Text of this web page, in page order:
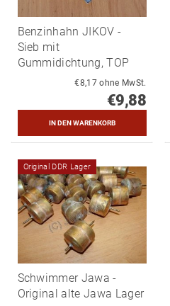
Benzinhahn JIKOV -
Sieb mit
Gummidichtung, TOP
€8,17 ohne MwSt.
€9,88
Original DDR Lager
Schwimmer Jawa -
Original alte Jawa Lager